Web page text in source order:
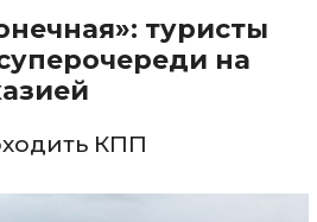
туристы
на
КПП